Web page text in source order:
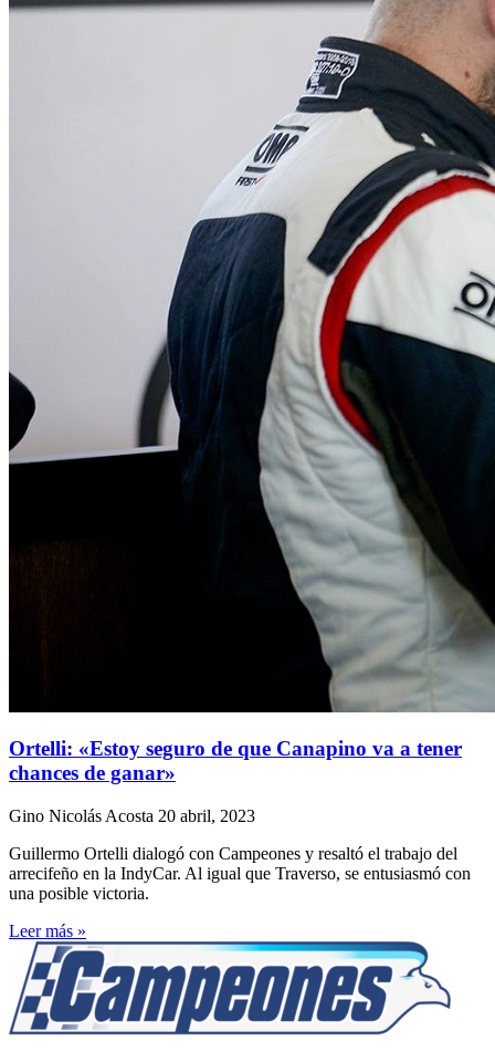
Ortelli: «Estoy seguro de que Canapino va a tener
chances de ganar»
Gino Nicolás Acosta 20 abril, 2023
Guillermo Ortelli dialogó con Campeones y resaltó el trabajo del
arrecifeño en la IndyCar. Al igual que Traverso, se entusiasmó con
una posible victoria.
Leer más »